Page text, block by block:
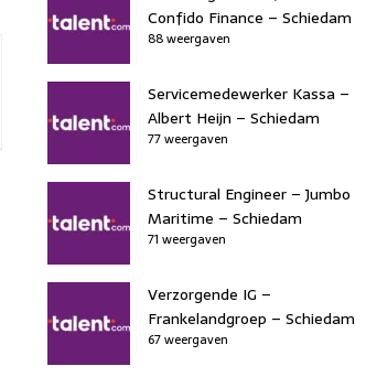
Confido Finance – Schiedam
88 weergaven
Servicemedewerker Kassa –
Albert Heijn – Schiedam
77 weergaven
Structural Engineer – Jumbo
Maritime – Schiedam
71 weergaven
Verzorgende IG –
Frankelandgroep – Schiedam
67 weergaven